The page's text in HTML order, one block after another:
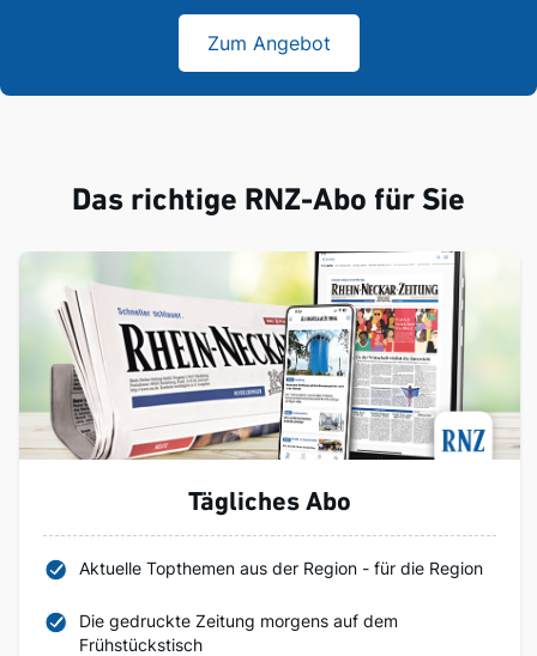
Zum Angebot
Das richtige RNZ-Abo für Sie
Tägliches Abo
Aktuelle Topthemen aus der Region - für die Region
Die gedruckte Zeitung morgens auf dem
Frühstückstisch